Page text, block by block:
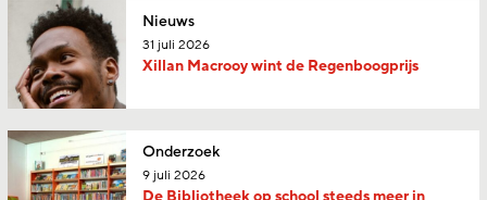
Nieuws
31 juli 2026
Xillan Macrooy wint de Regenboogprijs
Onderzoek
9 juli 2026